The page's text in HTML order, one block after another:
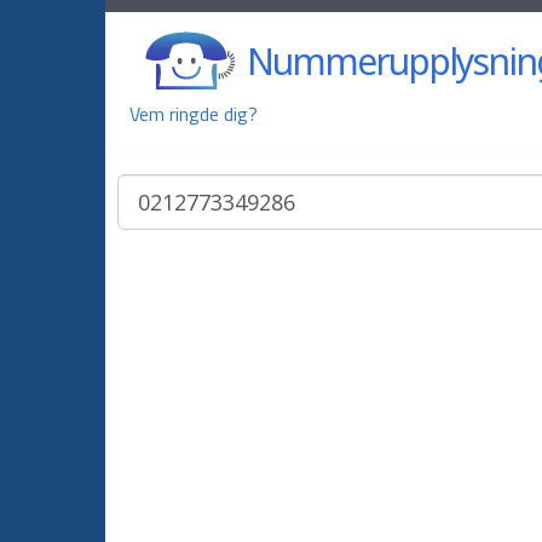
Vem ringde dig?